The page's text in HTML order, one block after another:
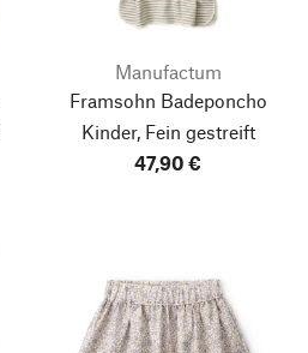
Manufactum
Framsohn Badeponcho
Kinder, Fein gestreift
47,90 €